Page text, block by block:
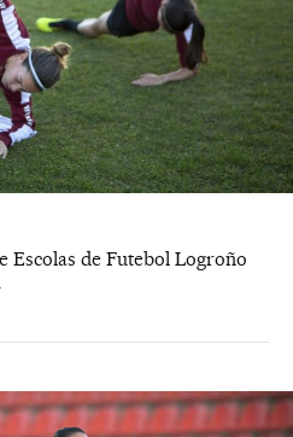
Escolas de Futebol Logroño